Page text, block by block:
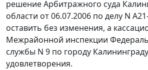
решение Арбитражного суда
области от 06.07.2006 по делу N
оставить без изменения, а
Межрайонной инспекции
службы N 9 по городу
удовлетворения.